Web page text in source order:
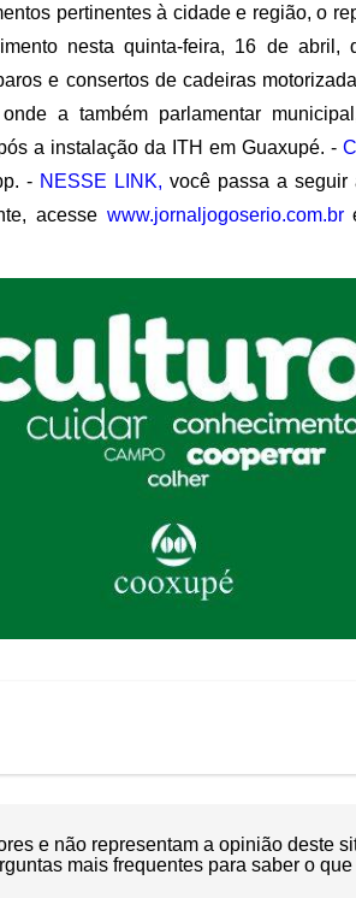
pertinentes à cidade e região, o
nesta quinta-feira, 16 de abril,
e consertos de cadeiras
a também parlamentar
a instalação da ITH em Guaxupé. -
- NESSE LINK, você passa a seguir
acesse www.jornaljogoserio.com.br
e não representam a opinião deste
mais frequentes para saber o que